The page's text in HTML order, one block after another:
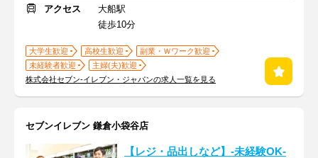
アクセス
大船駅
徒歩10分
大学生歓迎 高校生歓迎
副業・Ｗワーク歓迎
未経験者歓迎
主婦(夫)歓迎
株式会社セブン-イレブン・ジャパンの求人一覧を見る
セブンイレブン 鎌倉小袋谷店
【レジ・品出しなど】-未経験OK-